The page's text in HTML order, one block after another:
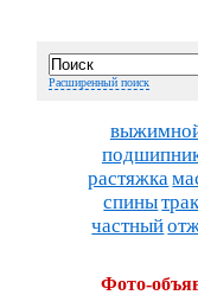
Расширенный поиск
растяжка
спины
частный
Фото-